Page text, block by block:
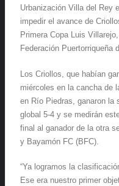
Urbanización Villa del Rey
impedir el avance de
Primera Copa Luis
Federación Puertorriqueña
Los Criollos, que habían
miércoles en la cancha de
en Río Piedras, ganaron la
global 5-4 y se medirán
final al ganador de la otra
y Bayamón FC (BFC).
“Ya logramos la
Ese era nuestro primer